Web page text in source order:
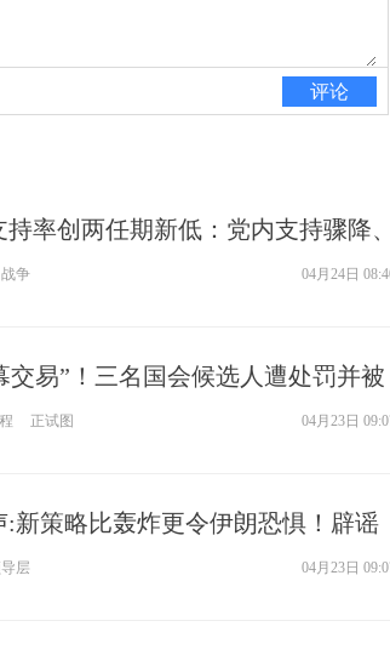
评论
率创两任期新低：党内支持骤降、
争被指“不值得”
战争 04月24日
交易”！三名国会候选人遭处罚并被
正试图 04月23日
新策略比轰炸更令伊朗恐惧！辟谣
层 04月23日